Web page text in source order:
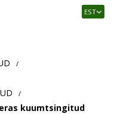
EST
/
/
kuumtsingitud